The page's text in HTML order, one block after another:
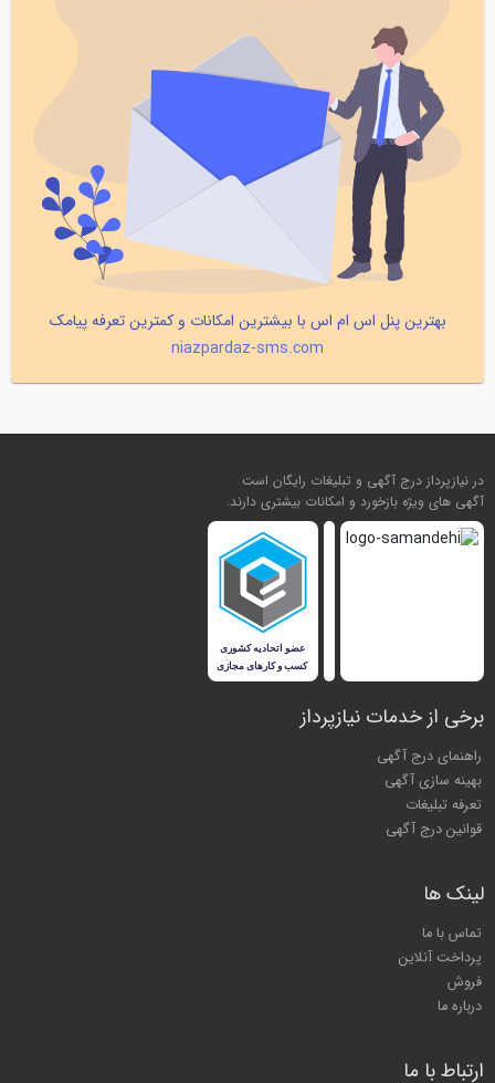
بهترین پنل اس ام اس با بیشترین امکانات و کمترین تعرفه پیامک
niazpardaz-sms.com
در نیازپرداز درج آگهی و تبلیغات رایگان است
آگهی های ویژه بازخورد و امکانات بیشتری دارند.
برخی از خدمات نیازپرداز
راهنمای درج آگهی
بهینه سازی آگهی
تعرفه تبلیغات
قوانین درج آگهی
لینک ها
تماس با ما
پرداخت آنلاین
فروش
درباره ما
ارتباط با ما